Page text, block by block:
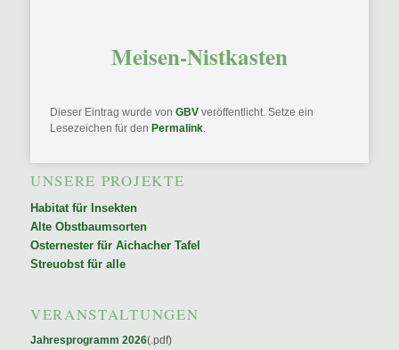
Meisen-Nistkasten
Dieser Eintrag wurde von GBVveröffentlicht. Setze ein
Lesezeichen für den Permalink.
UNSERE PROJEKTE
Habitat für Insekten
Alte Obstbaumsorten
Osternester für Aichacher Tafel
Streuobst für alle
VERANSTALTUNGEN
Jahresprogramm 2026(.pdf)